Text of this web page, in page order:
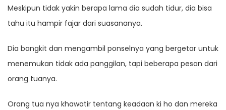
Meskipun tidak yakin berapa lama dia sudah tidur, dia bisa
tahu itu hampir fajar dari suasananya.
Dia bangkit dan mengambil ponselnya yang bergetar untuk
menemukan tidak ada panggilan, tapi beberapa pesan dari
orang tuanya.
Orang tua nya khawatir tentang keadaan ki ho dan mereka